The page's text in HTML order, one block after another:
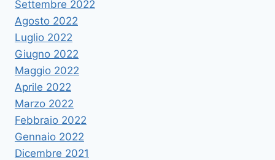
Settembre 2022
Agosto 2022
Luglio 2022
Giugno 2022
Maggio 2022
Aprile 2022
Marzo 2022
Febbraio 2022
Gennaio 2022
Dicembre 2021